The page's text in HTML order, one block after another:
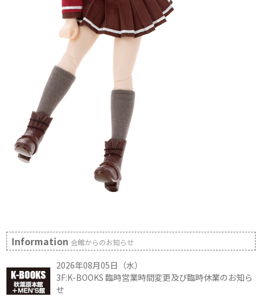
Information会館からのお知らせ
2026年08月05日（水）
3F:K-BOOKS 臨時営業時間変更及び臨時休業のお知ら
せ